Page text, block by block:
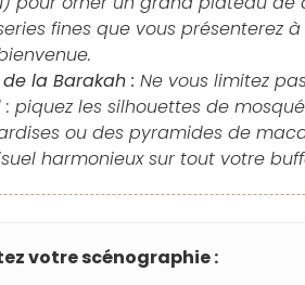
fines que vous présenterez
la Barakah : Ne vous limitez
piquez les silhouettes de
ou des pyramides de
harmonieux sur tout votre
votre scénographie :